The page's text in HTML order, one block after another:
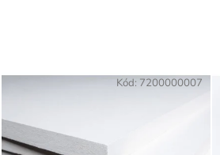
Kód: 7200000007